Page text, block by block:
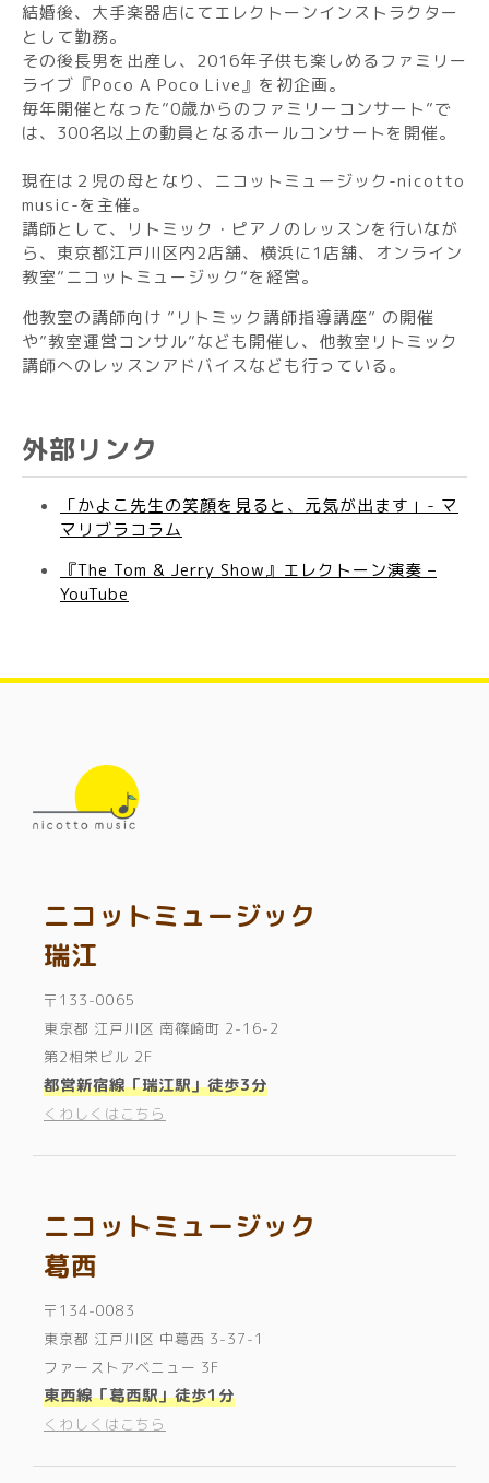
結婚後、大手楽器店にてエレクトーンインストラクター
として勤務。
その後長男を出産し、2016年子供も楽しめるファミリー
ライブ『Poco A Poco Live』を初企画。
毎年開催となった”0歳からのファミリーコンサート”で
は、300名以上の動員となるホールコンサートを開催。
​現在は２児の母となり、ニコットミュージック-nicotto
music-を主催。
講師として、リトミック・ピアノのレッスンを行いなが
ら、東京都江戸川区内2店舗、横浜に1店舗、オンライン
教室”ニコットミュージック”を経営。
他教室の講師向け ”リトミック講師指導講座” の開催
や”教室運営コンサル”なども開催し、他教室リトミック
講師へのレッスンアドバイスなども行っている。
外部リンク
「かよこ先生の笑顔を見ると、元気が出ます」- マ
マリブラコラム
『The Tom & Jerry Show』エレクトーン演奏 –
YouTube
ニコットミュージック
瑞江
〒133-0065
東京都 江戸川区 南篠崎町 2-16-2
第2相栄ビル 2F
都営新宿線「瑞江駅」徒歩3分
くわしくはこちら
ニコットミュージック
葛西
〒134-0083
東京都 江戸川区 中葛西 3-37-1
ファーストアベニュー 3F
東西線「葛西駅」徒歩1分
くわしくはこちら